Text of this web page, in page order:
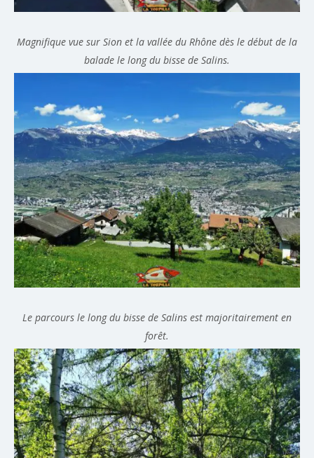
Magnifique vue sur Sion et la vallée du Rhône dès le début de la
balade le long du bisse de Salins.
Le parcours le long du bisse de Salins est majoritairement en
forêt.